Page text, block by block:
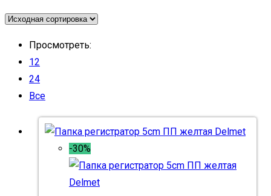
Просмотреть:
12
24
Все
-30%